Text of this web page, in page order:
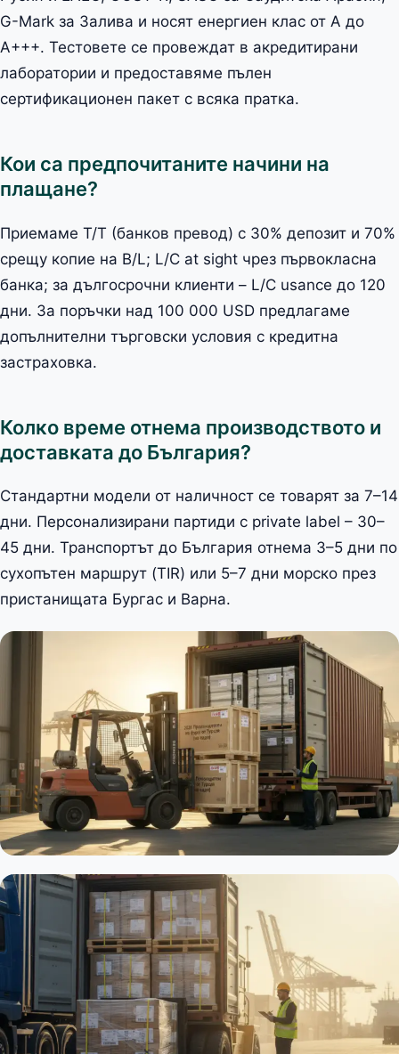
G-Mark за Залива и носят енергиен клас от A до
A+++. Тестовете се провеждат в акредитирани
лаборатории и предоставяме пълен
сертификационен пакет с всяка пратка.
Кои са предпочитаните начини на
плащане?
Приемаме T/T (банков превод) с 30% депозит и 70%
срещу копие на B/L; L/C at sight чрез първокласна
банка; за дългосрочни клиенти – L/C usance до 120
дни. За поръчки над 100 000 USD предлагаме
допълнителни търговски условия с кредитна
застраховка.
Колко време отнема производството и
доставката до България?
Стандартни модели от наличност се товарят за 7–14
дни. Персонализирани партиди с private label – 30–
45 дни. Транспортът до България отнема 3–5 дни по
сухопътен маршрут (TIR) или 5–7 дни морско през
пристанищата Бургас и Варна.